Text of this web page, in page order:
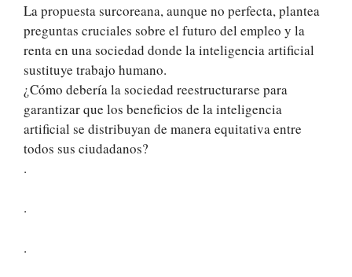
La propuesta surcoreana, aunque no perfecta, plantea
preguntas cruciales sobre el futuro del empleo y la
renta en una sociedad donde la inteligencia artificial
sustituye trabajo humano.
¿Cómo debería la sociedad reestructurarse para
garantizar que los beneficios de la inteligencia
artificial se distribuyan de manera equitativa entre
todos sus ciudadanos?
.
.
.